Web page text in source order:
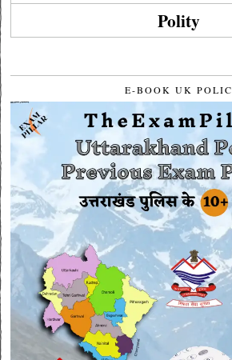
Polity
E-BOOK UK POLIC